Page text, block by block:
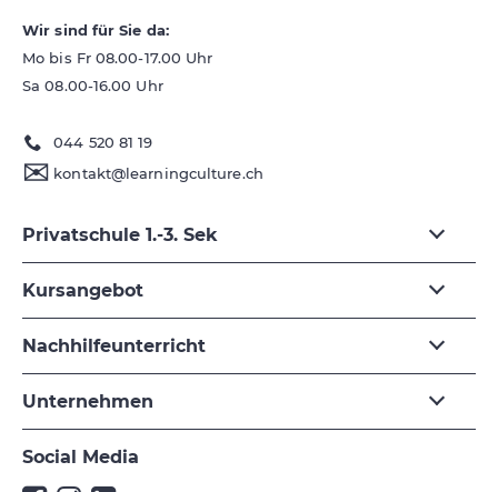
Wir sind für Sie da:
Mo bis Fr 08.00-17.00 Uhr
Sa 08.00-16.00 Uhr
044 520 81 19
✉ kontakt@learningculture.ch
Privatschule 1.-3. Sek
Kursangebot
Nachhilfeunterricht
Unternehmen
Social Media